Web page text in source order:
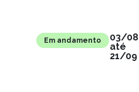
Em andamento
03/08
até
21/09